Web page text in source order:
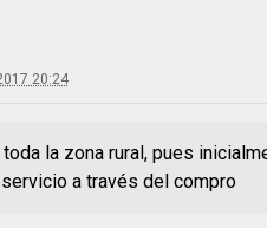
20:24
la zona rural, pues
a través del compro